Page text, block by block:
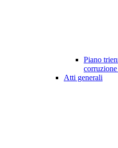
Piano
Atti generali